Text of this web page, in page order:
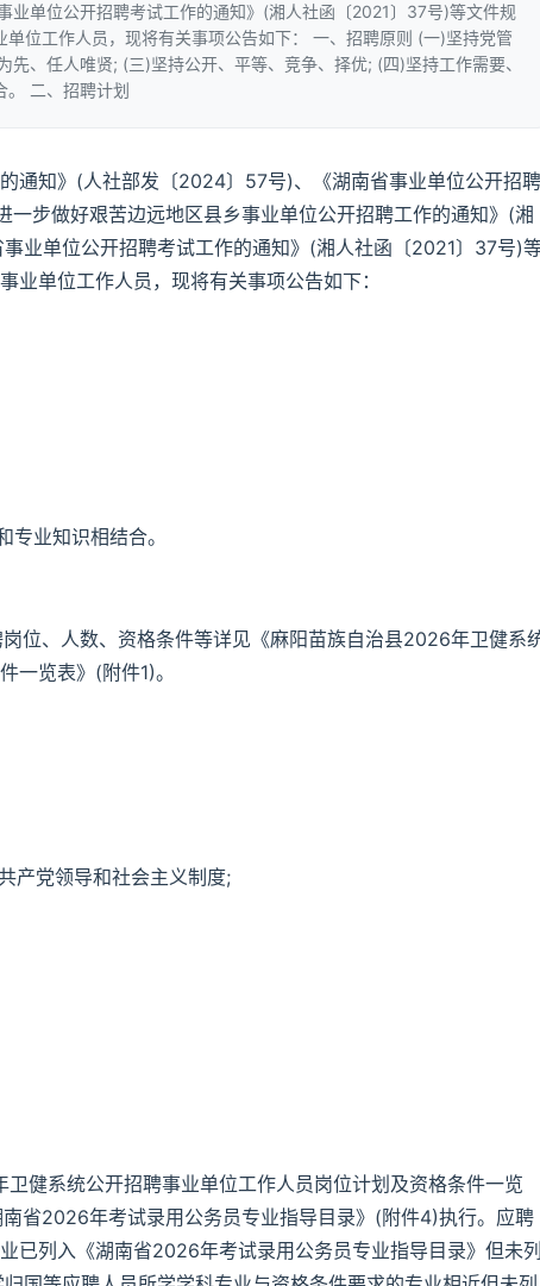
业单位公开招聘考试工作的通知》(湘人社函〔2021〕37号)等文件规
位工作人员，现将有关事项公告如下： 一、招聘原则 (一)坚持党管
、任人唯贤; (三)坚持公开、平等、竞争、择优; (四)坚持工作需要、
。 二、招聘计划
通知》(人社部发〔2024〕57号)、《湖南省事业单位公开招聘
步做好艰苦边远地区县乡事业单位公开招聘工作的通知》(湘
业单位公开招聘考试工作的通知》(湘人社函〔2021〕37号)
业单位工作人员，现将有关事项公告如下：
业知识相结合。
位、人数、资格条件等详见《麻阳苗族自治县2026年卫健系
一览表》(附件1)。
产党领导和社会主义制度;
健系统公开招聘事业单位工作人员岗位计划及资格条件一览
省2026年考试录用公务员专业指导目录》(附件4)执行。应聘
已列入《湖南省2026年考试录用公务员专业指导目录》但未